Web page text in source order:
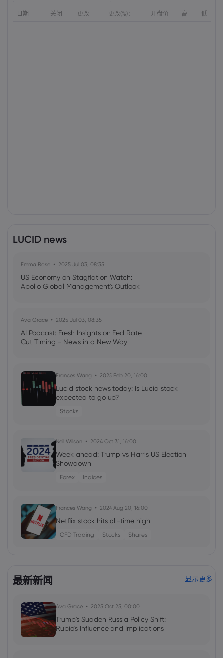
日期 关闭 更改 更改(%)： 开盘价 高 低
LUCID news
Emma Rose 2025 Jul 03, 08:35
US Economy on Stagflation Watch:
Apollo Global Management's Outlook
Ava Grace 2025 Jul 03, 08:35
AI Podcast: Fresh Insights on Fed Rate
Cut Timing - News in a New Way
Frances Wang 2025 Feb 20, 16:00
Lucid stock news today: Is Lucid stock
expected to go up?
Stocks
Neil Wilson 2024 Oct 31, 16:00
Week ahead: Trump vs Harris US Election
Showdown
Forex Indices
Frances Wang 2024 Aug 20, 16:00
Netflix stock hits all-time high
CFD Trading Stocks Shares
Neil Wilson 2024 Feb 16, 08:02
最新新闻 显示更多
Ava Grace 2025 Oct 25, 00:00
Trump's Sudden Russia Policy Shift:
Rubio's Influence and Implications